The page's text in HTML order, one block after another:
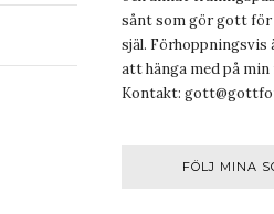
sånt som gör gott för
själ. Förhoppningsvis
att hänga med på min
Kontakt:
FÖLJ MINA